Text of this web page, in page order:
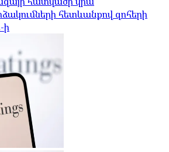
հետևանքով զոհերի
ի